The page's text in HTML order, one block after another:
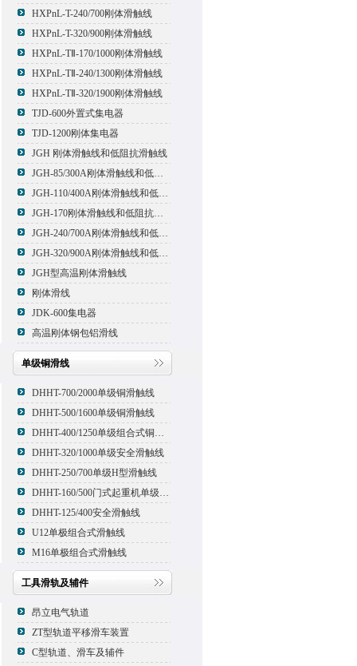
HXPnL-T-240/700刚体滑触线
HXPnL-T-320/900刚体滑触线
HXPnL-TⅡ-170/1000刚体滑触线
HXPnL-TⅡ-240/1300刚体滑触线
HXPnL-TⅡ-320/1900刚体滑触线
TJD-600外置式集电器
TJD-1200刚体集电器
JGH 刚体滑触线和低阻抗滑触线
JGH-85/300A刚体滑触线和低阻抗滑触线
JGH-110/400A刚体滑触线和低阻抗滑触线
JGH-170刚体滑触线和低阻抗滑触线
JGH-240/700A刚体滑触线和低阻抗滑触线
JGH-320/900A刚体滑触线和低阻抗滑触线
JGH型高温刚体滑触线
刚体滑线
JDK-600集电器
高温刚体钢包铝滑线
单级铜滑线
DHHT-700/2000单级铜滑触线
DHHT-500/1600单级铜滑触线
DHHT-400/1250单级组合式铜滑线,滑触线
DHHT-320/1000单级安全滑触线
DHHT-250/700单级H型滑触线
DHHT-160/500门式起重机单级组合式滑触线
DHHT-125/400安全滑触线
U12单极组合式滑触线
M16单极组合式滑触线
工具滑轨及辅件
昂立电气轨道
ZT型轨道平移滑车装置
C型轨道、滑车及辅件